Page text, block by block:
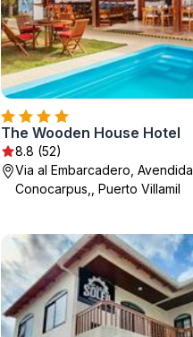
The Wooden House Hotel
8.8 (52)
Via al Embarcadero, Avendida
Conocarpus,, Puerto Villamil